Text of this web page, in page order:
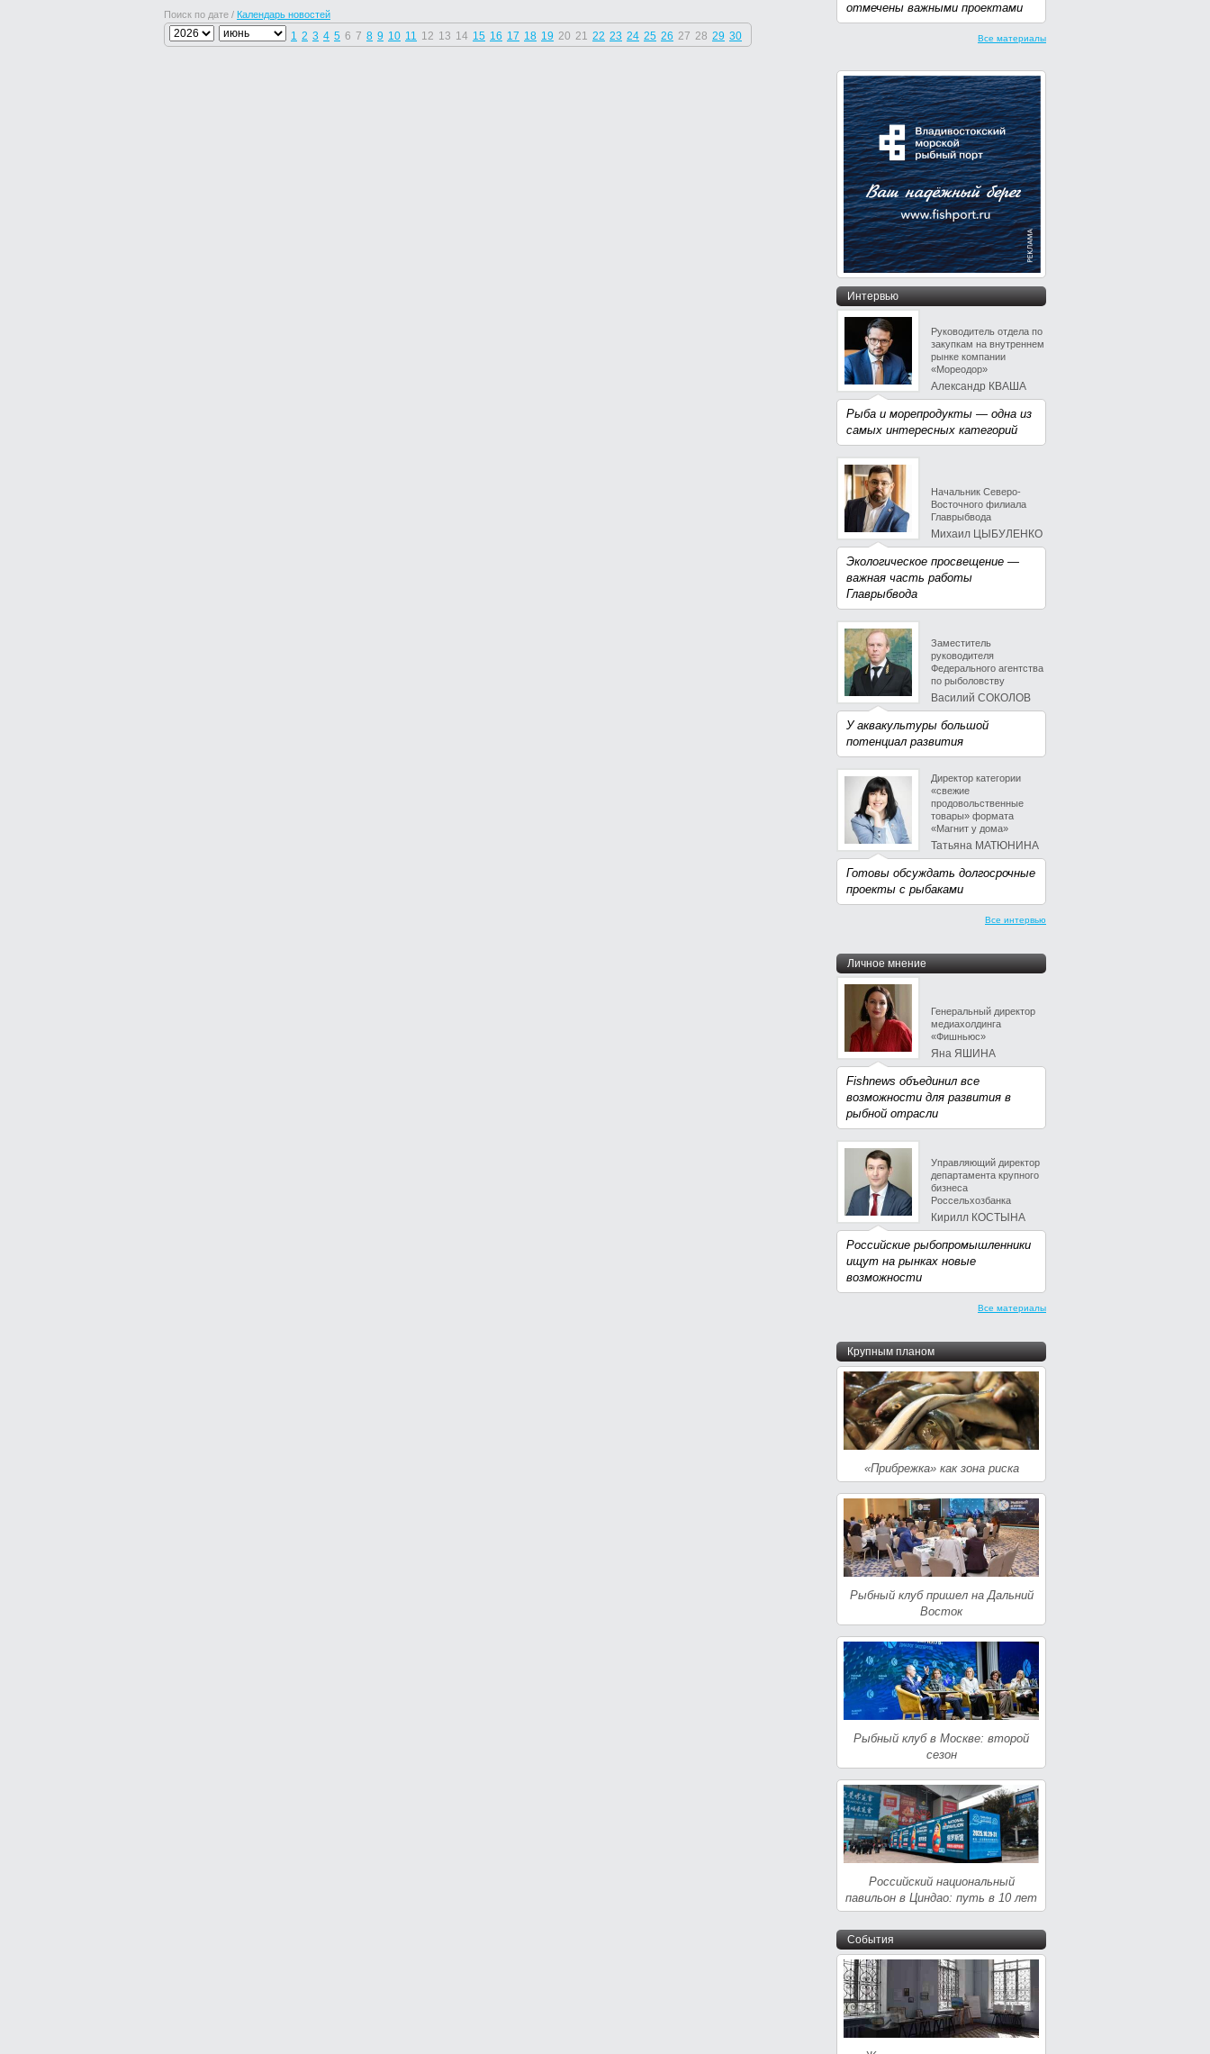
Поиск по дате / Календарь новостей
1 2 3 4 5 6 7 8 9 10 11 12 13 14 15 16 17 18 19 20 21 22 23 24 25 26 27 28 29 30
отмечены важными проектами
Все материалы
Интервью
Руководитель отдела по
закупкам на внутреннем
рынке компании
«Мореодор»
Александр КВАША
Рыба и морепродукты — одна из
самых интересных категорий
Начальник Северо-
Восточного филиала
Главрыбвода
Михаил ЦЫБУЛЕНКО
Экологическое просвещение —
важная часть работы
Главрыбвода
Заместитель
руководителя
Федерального агентства
по рыболовству
Василий СОКОЛОВ
У аквакультуры большой
потенциал развития
Директор категории
«свежие
продовольственные
товары» формата
«Магнит у дома»
Татьяна МАТЮНИНА
Готовы обсуждать долгосрочные
проекты с рыбаками
Все интервью
Личное мнение
Генеральный директор
медиахолдинга
«Фишньюс»
Яна ЯШИНА
Fishnews объединил все
возможности для развития в
рыбной отрасли
Управляющий директор
департамента крупного
бизнеса
Россельхозбанка
Кирилл КОСТЫНА
Российские рыбопромышленники
ищут на рынках новые
возможности
Все материалы
Крупным планом
«Прибрежка» как зона риска
Рыбный клуб пришел на Дальний
Восток
Рыбный клуб в Москве: второй
сезон
Российский национальный
павильон в Циндао: путь в 10 лет
События